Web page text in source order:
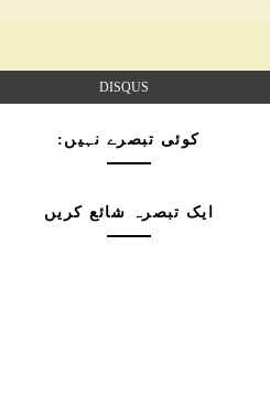
DISQUS
کوئی تبصرے نہیں:
ایک تبصرہ شائع کریں